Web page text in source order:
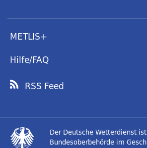
METLIS+
Hilfe/FAQ
RSS Feed
Der Deutsche Wetterdienst
Bundesoberbehörde im